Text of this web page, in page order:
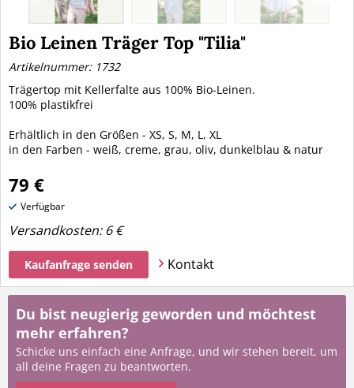
Bio Leinen Träger Top "Tilia"
Artikelnummer: 1732
Trägertop mit Kellerfalte aus 100% Bio-Leinen.
100% plastikfrei
Erhältlich in den Größen - XS, S, M, L, XL
in den Farben - weiß, creme, grau, oliv, dunkelblau & natur
79 €
Verfügbar
Versandkosten:6 €
Kaufanfrage senden Kontakt
Du bist neugierig geworden und möchtest
mehr erfahren?
Schicke uns einfach eine Anfrage, und wir stehen bereit, um
all deine Fragen zu beantworten.